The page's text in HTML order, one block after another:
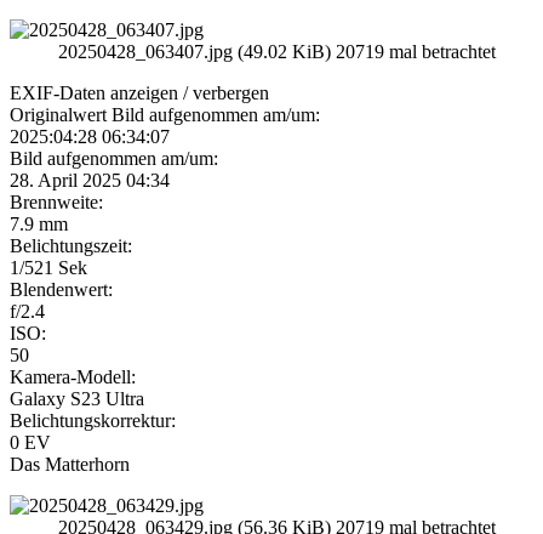
20250428_063407.jpg (49.02 KiB) 20719 mal betrachtet
EXIF-Daten anzeigen / verbergen
Originalwert Bild aufgenommen am/um:
2025:04:28 06:34:07
Bild aufgenommen am/um:
28. April 2025 04:34
Brennweite:
7.9 mm
Belichtungszeit:
1/521 Sek
Blendenwert:
f/2.4
ISO:
50
Kamera-Modell:
Galaxy S23 Ultra
Belichtungskorrektur:
0 EV
Das Matterhorn
20250428_063429.jpg (56.36 KiB) 20719 mal betrachtet